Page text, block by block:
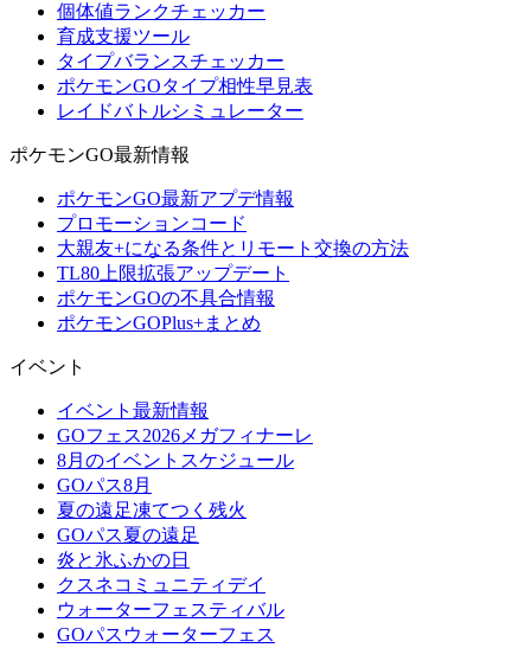
個体値ランクチェッカー
育成支援ツール
タイプバランスチェッカー
ポケモンGOタイプ相性早見表
レイドバトルシミュレーター
ポケモンGO最新情報
ポケモンGO最新アプデ情報
プロモーションコード
大親友+になる条件とリモート交換の方法
TL80上限拡張アップデート
ポケモンGOの不具合情報
ポケモンGOPlus+まとめ
イベント
イベント最新情報
GOフェス2026メガフィナーレ
8月のイベントスケジュール
GOパス8月
夏の遠足凍てつく残火
GOパス夏の遠足
炎と氷ふかの日
クスネコミュニティデイ
ウォーターフェスティバル
GOパスウォーターフェス